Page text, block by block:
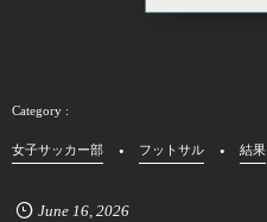
女子サッカー部 フットサル 結果
June 16, 2026